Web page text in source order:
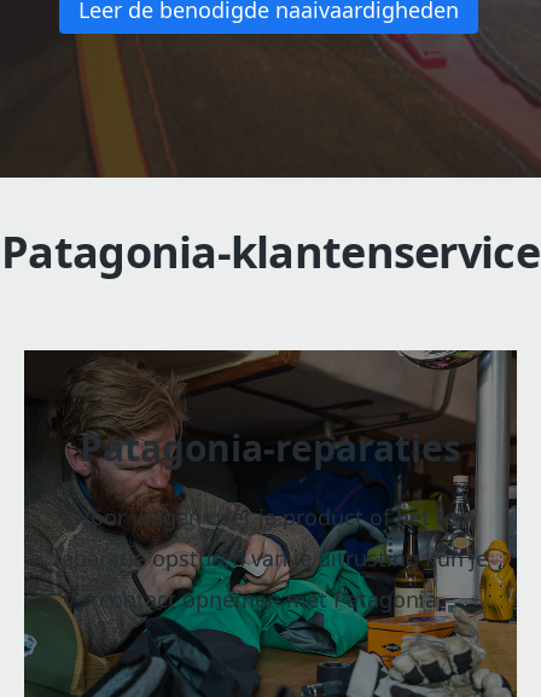
Leer de benodigde naaivaardigheden
Patagonia-klantenservice
Patagonia-reparaties
Voor vragen over je product of het ter
reparatie opsturen van je uitrusting kun je
contact opnemen met Patagonia.